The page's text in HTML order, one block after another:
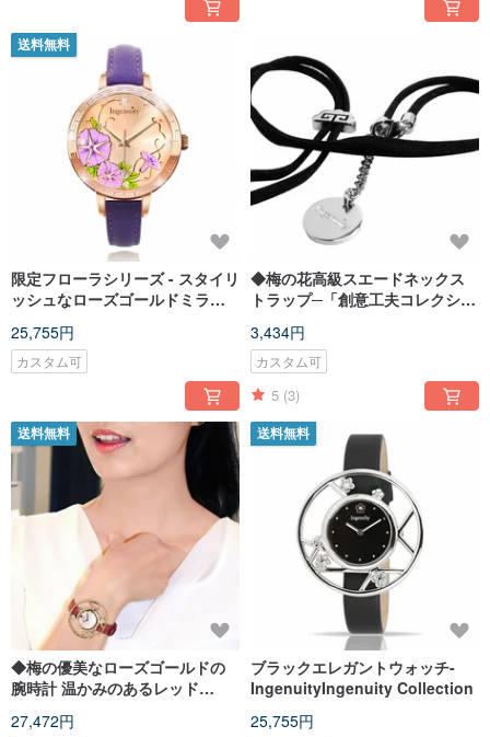
送料無料
限定フローラシリーズ - スタイリ
ッシュなローズゴールドミラネ
25,755円
カスタム可
◆梅の花高級スエードネックス
トラップ─「創意工夫コレクショ
3,434円
カスタム可
5 (3)
送料無料
◆梅の優美なローズゴールドの
腕時計 温かみのあるレッド
27,472円
送料無料
ブラックエレガントウォッチ-
IngenuityIngenuity Collection
25,755円